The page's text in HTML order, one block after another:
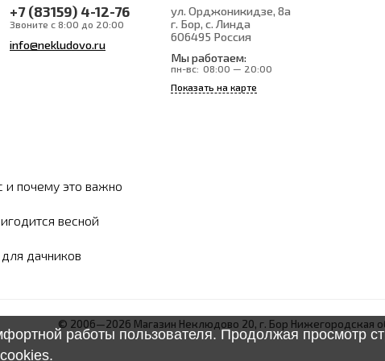
+7 (83159) 4-12-76
Звоните с 8:00 до 20:00
info@nekludovo.ru
ул. Орджоникидзе, 8а
г. Бор, с. Линда
606495 Россия
Мы работаем:
пн-вс: 08:00 — 20:00
Показать на карте
и почему это важно
весной
дачников
© 2006—2026 Магазин Неклюдово 20, г. Бор Нижегородская
работы пользователя. Продолжая просмотр
.